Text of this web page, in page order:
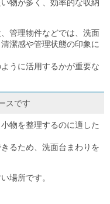
物が多く、効率的な収納
管理物件などでは、洗面
潔感や管理状態の印象に
うに活用するかが重要な
スです
物を整理するのに適した
るため、洗面台まわりを
場所です。